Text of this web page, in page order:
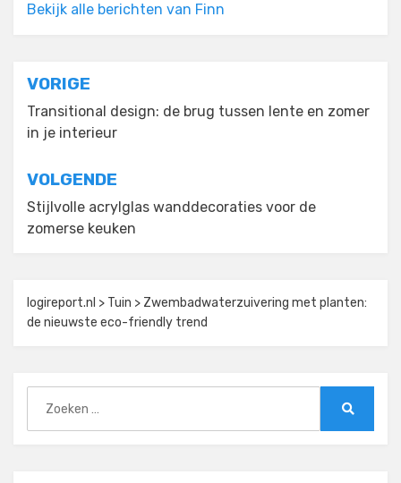
Bekijk alle berichten van Finn
Bericht
navigatie
VORIGE
Transitional design: de brug tussen lente en zomer
in je interieur
VOLGENDE
Stijlvolle acrylglas wanddecoraties voor de
zomerse keuken
logireport.nl > Tuin > Zwembadwaterzuivering met planten:
de nieuwste eco-friendly trend
naar: